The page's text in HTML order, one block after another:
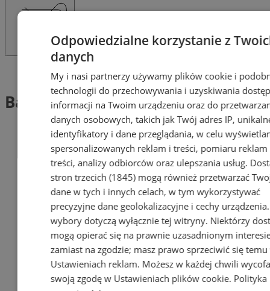
Tag: Baca
Baca (1)
Odpowiedzialne korzystanie z
danych
My i nasi partnerzy używamy plików cookie i
technologii do przechowywania i uzyskiwania
informacji na Twoim urządzeniu oraz do
danych osobowych, takich jak Twój adres IP,
identyfikatory i dane przeglądania, w celu
spersonalizowanych reklam i treści, pomiaru reklam
treści, analizy odbiorców oraz ulepszania usług.
stron trzecich (1845)mogą również przetwarzać
dane w tych i innych celach, w tym wykorzystywać
precyzyjne dane geolokalizacyjne i cechy
wybory dotyczą wyłącznie tej witryny. Niektórzy
mogą opierać się na prawnie uzasadnionym
zamiast na zgodzie; masz prawo sprzeciwić się temu
Ustawieniach reklam. Możesz w każdej chwili
swoją zgodę w Ustawieniach plików cookie. Polityka